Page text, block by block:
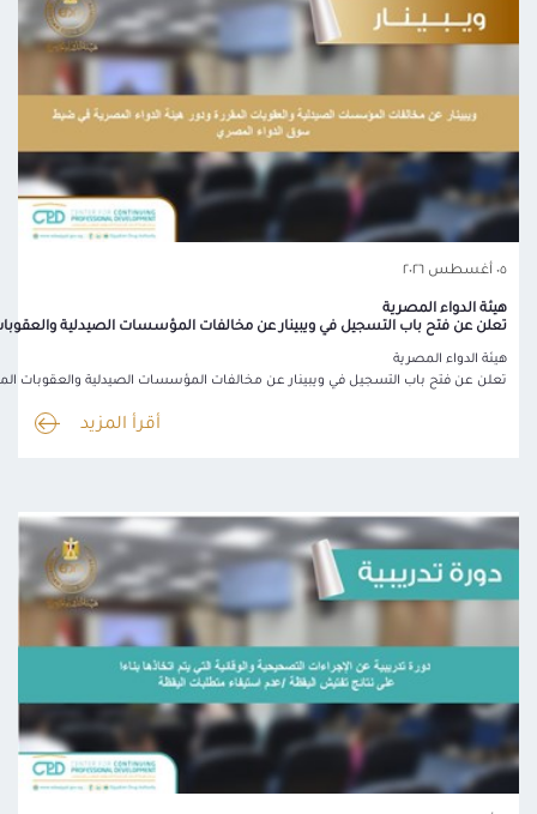
٠٥ أغسطس ٢٠٢٦
هيئة الدواء المصرية
تعلن عن فتح باب التسجيل في ويبينار عن مخالفات المؤسسات الصيدلية
هيئة الدواء المصرية
تعلن عن فتح باب التسجيل في ويبينار عن مخالفات المؤسسات الصيدلية والعقوبات
أقرأ المزيد